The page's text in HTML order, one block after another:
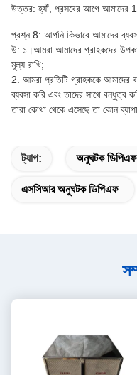
উত্তর: হ্যাঁ, প্রসবের আগে আমাদের
প্রশ্ন 8: আপনি কিভাবে আমাদের
উ: ১।আমরা আমাদের গ্রাহকদের
মূল্য রাখি;
2. আমরা প্রতিটি গ্রাহককে আমাদের
ব্যবসা করি এবং তাদের সাথে বন্ধুত্ব
তারা কোথা থেকে এসেছে তা কোন
ট্যাগ: অনুঘটক
এসসিআর অনুঘটক ডিপিএফ